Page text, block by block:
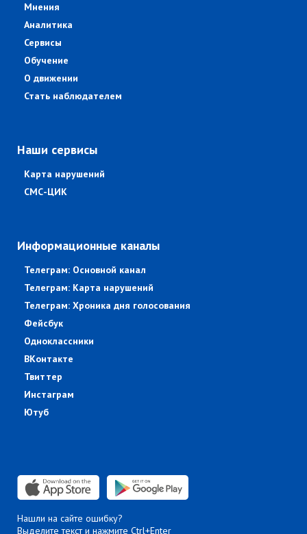
Мнения
Аналитика
Сервисы
Обучение
О движении
Стать наблюдателем
Наши сервисы
Карта нарушений
СМС-ЦИК
Информационные каналы
Телеграм: Основной канал
Телеграм: Карта нарушений
Телеграм: Хроника дня голосования
Фейсбук
Одноклассники
ВКонтакте
Твиттер
Инстаграм
Ютуб
Нашли на сайте ошибку?
Выделите текст и нажмите Ctrl+Enter